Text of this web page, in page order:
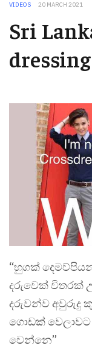
VIDEOS 20 MARCH 2021
Sri
“හුගක්
දරුවෙක් විතරක්
දරුවන්ව අවුරුදු
ගොඩක්
වෙන්නෙ”